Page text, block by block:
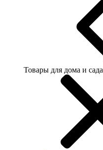
Товары для дома и сада